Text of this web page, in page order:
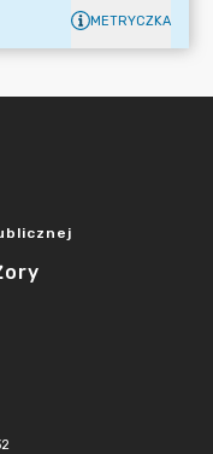
METRYCZKA